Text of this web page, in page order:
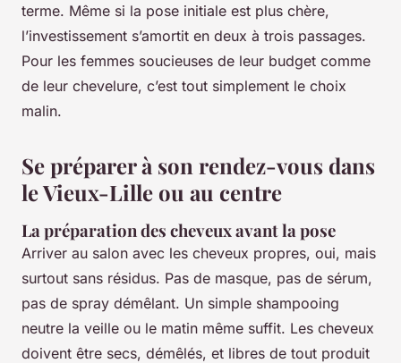
terme. Même si la pose initiale est plus chère,
l’investissement s’amortit en deux à trois passages.
Pour les femmes soucieuses de leur budget comme
de leur chevelure, c’est tout simplement le choix
malin.
Se préparer à son rendez-vous dans
le Vieux-Lille ou au centre
La préparation des cheveux avant la pose
Arriver au salon avec les cheveux propres, oui, mais
surtout sans résidus. Pas de masque, pas de sérum,
pas de spray démêlant. Un simple shampooing
neutre la veille ou le matin même suffit. Les cheveux
doivent être secs, démêlés, et libres de tout produit